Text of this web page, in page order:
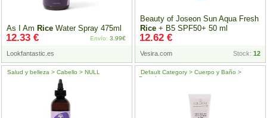
As I Am Rice Water Spray 475ml
Lookfantastic.es
12.33 € Envío: 3.99€
Beauty of Joseon Sun Aqua Fresh
Rice + B5 SPF50+ 50 ml
Vesira.com Stock: 12
12.62 €
Salud y belleza > Cabello > NULL
Default Category > Cuerpo y Baño >
Desodorantes